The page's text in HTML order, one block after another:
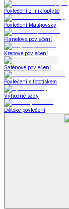
Povlečení z mikroplyše
Povlečení Matějovský
Flanelové povlečení
Krepové povlečení
Saténové povlečení
Povlečení s fototiskem
Výhodné sady
Dětské povlečení